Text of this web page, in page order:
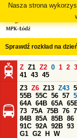
Nasza strona
Sprawdź rozkład na
Z Z1 Z2 0 1 2 3
41 43 45
Z3 Z6 Z13 Z43
55B 55C 56 57
64A 64B 65A
73 75A 75B 76
84B 85A 85B 86
91C 92A 92B 93
G1 G2 H
W